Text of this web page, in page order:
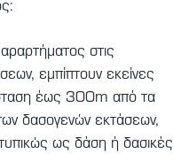
στις
εμπίπτουν εκείνες
έως 300m από τα
δασογενών εκτάσεων,
ως δάση ή δασικές